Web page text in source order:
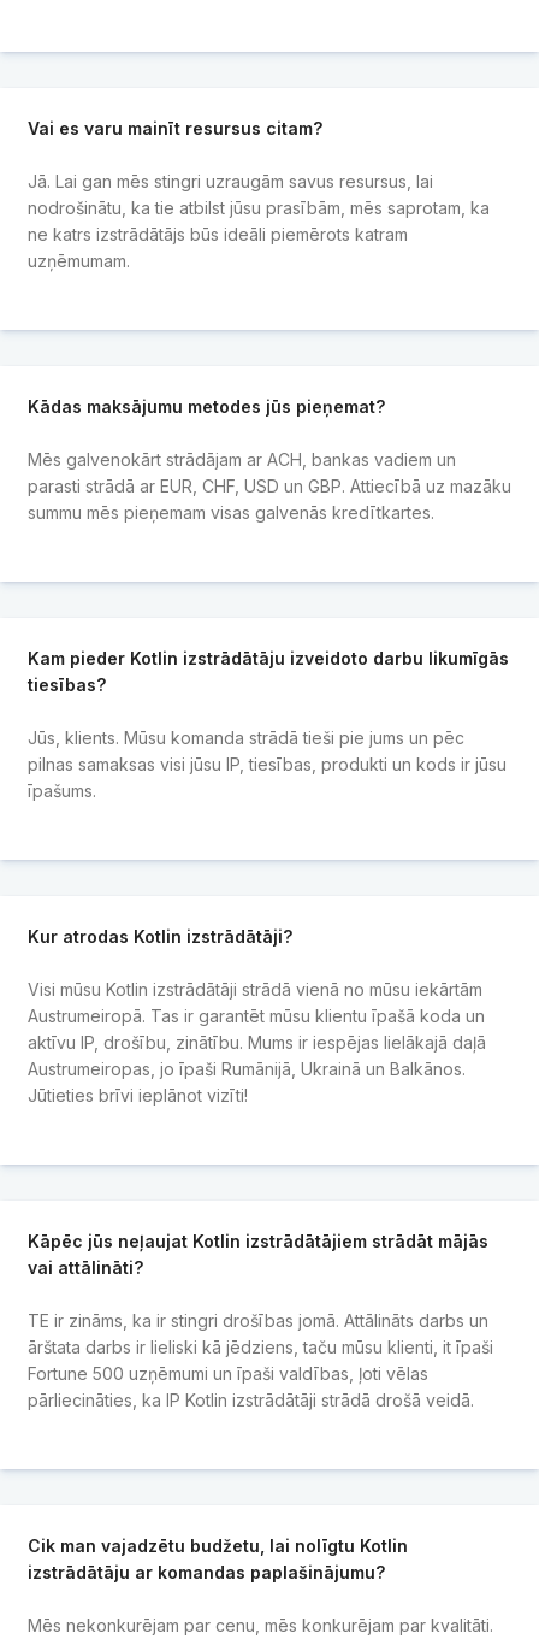
Vai es varu mainīt resursus citam?
Jā. Lai gan mēs stingri uzraugām savus resursus, lai
nodrošinātu, ka tie atbilst jūsu prasībām, mēs saprotam, ka
ne katrs izstrādātājs būs ideāli piemērots katram
uzņēmumam.
Kādas maksājumu metodes jūs pieņemat?
Mēs galvenokārt strādājam ar ACH, bankas vadiem un
parasti strādā ar EUR, CHF, USD un GBP. Attiecībā uz mazāku
summu mēs pieņemam visas galvenās kredītkartes.
Kam pieder Kotlin izstrādātāju izveidoto darbu likumīgās
tiesības?
Jūs, klients. Mūsu komanda strādā tieši pie jums un pēc
pilnas samaksas visi jūsu IP, tiesības, produkti un kods ir jūsu
īpašums.
Kur atrodas Kotlin izstrādātāji?
Visi mūsu Kotlin izstrādātāji strādā vienā no mūsu iekārtām
Austrumeiropā. Tas ir garantēt mūsu klientu īpašā koda un
aktīvu IP, drošību, zinātību. Mums ir iespējas lielākajā daļā
Austrumeiropas, jo īpaši Rumānijā, Ukrainā un Balkānos.
Jūtieties brīvi ieplānot vizīti!
Kāpēc jūs neļaujat Kotlin izstrādātājiem strādāt mājās
vai attālināti?
TE ir zināms, ka ir stingri drošības jomā. Attālināts darbs un
ārštata darbs ir lieliski kā jēdziens, taču mūsu klienti, it īpaši
Fortune 500 uzņēmumi un īpaši valdības, ļoti vēlas
pārliecināties, ka IP Kotlin izstrādātāji strādā drošā veidā.
Cik man vajadzētu budžetu, lai nolīgtu Kotlin
izstrādātāju ar komandas paplašinājumu?
Mēs nekonkurējam par cenu, mēs konkurējam par kvalitāti.